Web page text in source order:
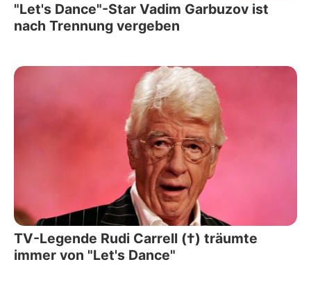
"Let's Dance"-Star Vadim Garbuzov ist
nach Trennung vergeben
TV-Legende Rudi Carrell (†) träumte
immer von "Let's Dance"